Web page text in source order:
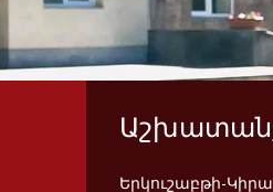
Երկուշաբթի-